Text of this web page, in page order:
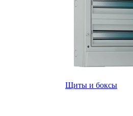
Щиты и боксы